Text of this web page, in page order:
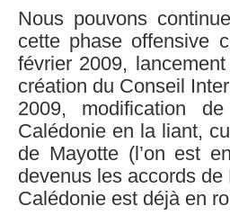
Nous pouvons
cette phase offensive
février 2009,
création du Conseil
2009, modification
Calédonie en la liant,
de Mayotte (l’on est
devenus les accords
Calédonie est déjà en